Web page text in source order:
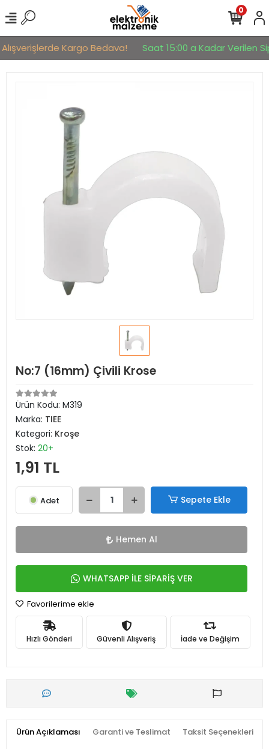
Kargo Bedava! Saat 15:00 a Kadar Verilen
0
No:7 (16mm) Çivili Krose
Ürün Kodu: M319
Marka: TIEE
Kategori: Kroşe
Stok: 20+
1,91 TL
Adet Sepete Ekle
Hemen Al
WHATSAPP İLE SİPARİŞ VER
Favorilerime ekle
Hızlı Gönderi Güvenli Alışveriş İade ve Değişim
Ürün Açıklaması Garanti ve Teslimat Taksit Seçenekleri